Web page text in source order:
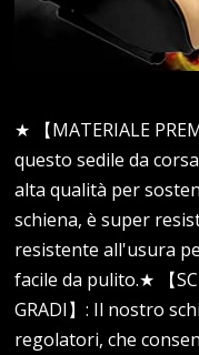
★ 【MATERIALE
questo sedile da
alta qualità per
schiena, è super
resistente all'usura
facile da pulito.★ 【
GRADI】: Il nostro
regolatori, che